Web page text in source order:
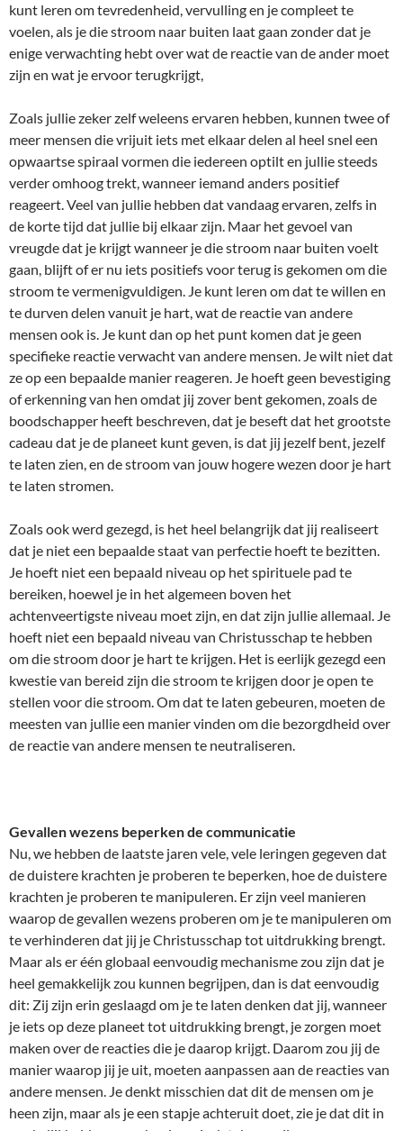
kunt leren om tevredenheid, vervulling en je compleet te
voelen, als je die stroom naar buiten laat gaan zonder dat je
enige verwachting hebt over wat de reactie van de ander moet
zijn en wat je ervoor terugkrijgt,
Zoals jullie zeker zelf weleens ervaren hebben, kunnen twee of
meer mensen die vrijuit iets met elkaar delen al heel snel een
opwaartse spiraal vormen die iedereen optilt en jullie steeds
verder omhoog trekt, wanneer iemand anders positief
reageert. Veel van jullie hebben dat vandaag ervaren, zelfs in
de korte tijd dat jullie bij elkaar zijn. Maar het gevoel van
vreugde dat je krijgt wanneer je die stroom naar buiten voelt
gaan, blijft of er nu iets positiefs voor terug is gekomen om die
stroom te vermenigvuldigen. Je kunt leren om dat te willen en
te durven delen vanuit je hart, wat de reactie van andere
mensen ook is. Je kunt dan op het punt komen dat je geen
specifieke reactie verwacht van andere mensen. Je wilt niet dat
ze op een bepaalde manier reageren. Je hoeft geen bevestiging
of erkenning van hen omdat jij zover bent gekomen, zoals de
boodschapper heeft beschreven, dat je beseft dat het grootste
cadeau dat je de planeet kunt geven, is dat jij jezelf bent, jezelf
te laten zien, en de stroom van jouw hogere wezen door je hart
te laten stromen.
Zoals ook werd gezegd, is het heel belangrijk dat jij realiseert
dat je niet een bepaalde staat van perfectie hoeft te bezitten.
Je hoeft niet een bepaald niveau op het spirituele pad te
bereiken, hoewel je in het algemeen boven het
achtenveertigste niveau moet zijn, en dat zijn jullie allemaal. Je
hoeft niet een bepaald niveau van Christusschap te hebben
om die stroom door je hart te krijgen. Het is eerlijk gezegd een
kwestie van bereid zijn die stroom te krijgen door je open te
stellen voor die stroom. Om dat te laten gebeuren, moeten de
meesten van jullie een manier vinden om die bezorgdheid over
de reactie van andere mensen te neutraliseren.
Gevallen wezens beperken de communicatie
Nu, we hebben de laatste jaren vele, vele leringen gegeven dat
de duistere krachten je proberen te beperken, hoe de duistere
krachten je proberen te manipuleren. Er zijn veel manieren
waarop de gevallen wezens proberen om je te manipuleren om
te verhinderen dat jij je Christusschap tot uitdrukking brengt.
Maar als er één globaal eenvoudig mechanisme zou zijn dat je
heel gemakkelijk zou kunnen begrijpen, dan is dat eenvoudig
dit: Zij zijn erin geslaagd om je te laten denken dat jij, wanneer
je iets op deze planeet tot uitdrukking brengt, je zorgen moet
maken over de reacties die je daarop krijgt. Daarom zou jij de
manier waarop jij je uit, moeten aanpassen aan de reacties van
andere mensen. Je denkt misschien dat dit de mensen om je
heen zijn, maar als je een stapje achteruit doet, zie je dat dit in